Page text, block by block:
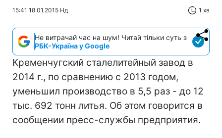
15:41 18.01.2015 Нд 1 хв
Не витрачай час на шум! Читай тільки суть з
РБК-Україна у Google
Кременчугский сталелитейный завод в
2014 г., по сравнению с 2013 годом,
уменьшил производство в 5,5 раз - до 12
тыс. 692 тонн литья. Об этом говорится в
сообщении пресс-службы предприятия.